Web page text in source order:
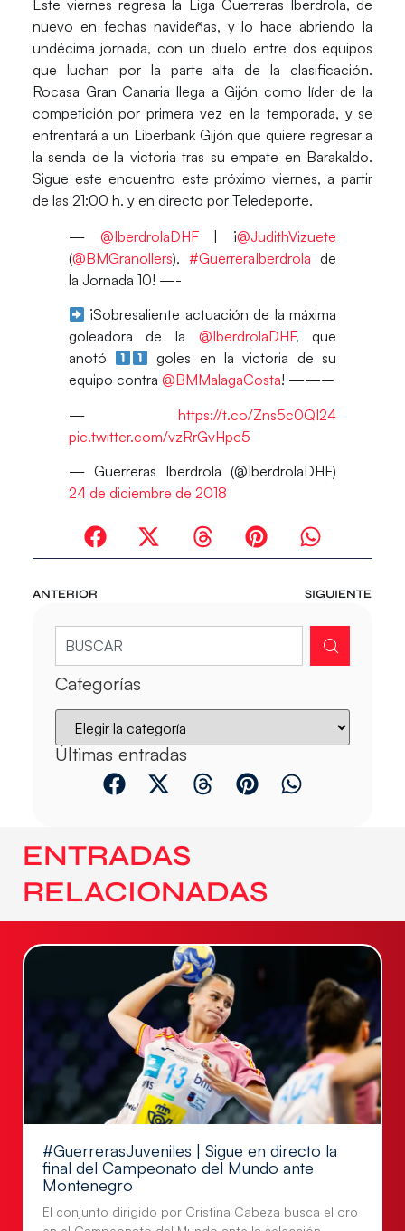
Este viernes regresa la Liga Guerreras Iberdrola, de
nuevo en fechas navideñas, y lo hace abriendo la
undécima jornada, con un duelo entre dos equipos
que luchan por la parte alta de la clasificación.
Rocasa Gran Canaria llega a Gijón como líder de la
competición por primera vez en la temporada, y se
enfrentará a un Liberbank Gijónque quiere regresar a
la senda de la victoria tras su empate en Barakaldo.
Sigue este encuentro estepróximo viernes, a partir
de las 21:00 h. y en directo por Teledeporte.
— @IberdrolaDHF| ¡@JudithVizuete
(@BMGranollers), #GuerreraIberdrola de
la Jornada 10! —-
¡Sobresaliente actuación de la máxima
goleadora de la @IberdrolaDHF, que
anotó
goles en la victoria de su
equipo contra @BMMalagaCosta! ——–
—https://t.co/Zns5c0QI24
pic.twitter.com/vzRrGvHpc5
— Guerreras Iberdrola (@IberdrolaDHF)
24 de diciembre de 2018
ANTERIOR SIGUIENTE
Categorías
Últimas entradas
ENTRADAS
RELACIONADAS
#GuerrerasJuveniles | Sigue en directo la
final del Campeonato del Mundo ante
Montenegro
El conjunto dirigido por Cristina Cabeza busca el oro